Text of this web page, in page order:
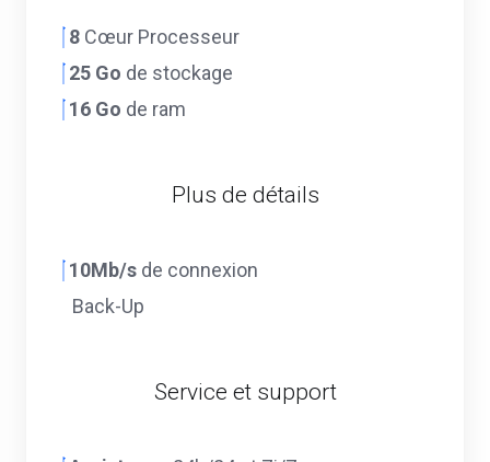
8 Cœur Processeur
25 Go de stockage
16 Go de ram
Plus de détails
10Mb/s de connexion
Back-Up
Service et support